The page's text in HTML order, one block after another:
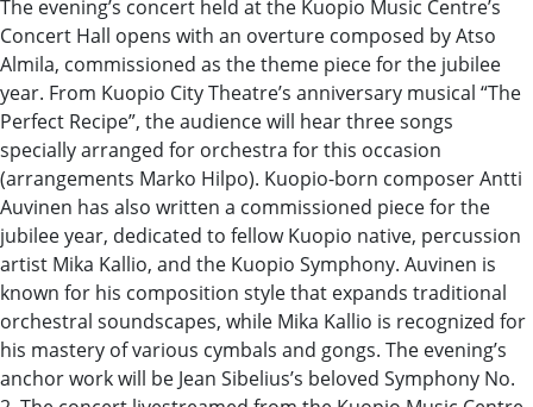
The evening’s concert held at the Kuopio Music Centre’s
Concert Hall opens with an overture composed by Atso
Almila, commissioned as the theme piece for the jubilee
year. From Kuopio City Theatre’s anniversary musical “The
Perfect Recipe”, the audience will hear three songs
specially arranged for orchestra for this occasion
(arrangements Marko Hilpo). Kuopio-born composer Antti
Auvinen has also written a commissioned piece for the
jubilee year, dedicated to fellow Kuopio native, percussion
artist Mika Kallio, and the Kuopio Symphony. Auvinen is
known for his composition style that expands traditional
orchestral soundscapes, while Mika Kallio is recognized for
his mastery of various cymbals and gongs. The evening’s
anchor work will be Jean Sibelius’s beloved Symphony No.